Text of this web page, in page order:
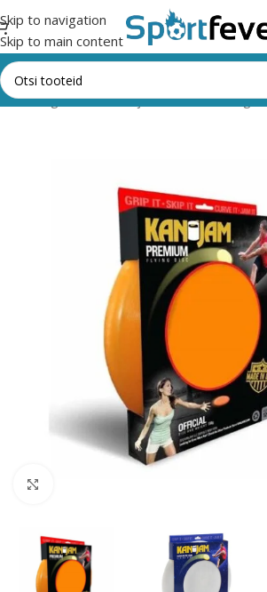
Skip to navigation
Skip to main content
kategooriad Õue- ja seltskonnamängud